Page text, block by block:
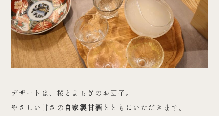
デザートは、桜とよもぎのお団子。
やさしい甘さの 自家製甘酒 とともにいただきます。